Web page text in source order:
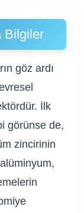
Bilgiler
göz ardı
İlk
görünse de,
zincirinin